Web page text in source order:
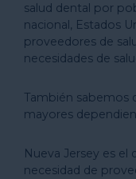
salud dental por
nacional, Estados
proveedores de
necesidades de
También sabemos
mayores
Nueva Jersey es el
necesidad de